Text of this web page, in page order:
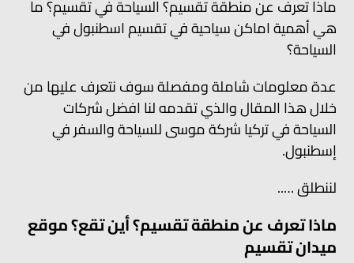
ماذا تعرف عن منطقة تقسيم؟ السياحة في تقسيم؟ ما
هي أهمية اماكن سياحية في تقسيم اسطنبول في
السياحة؟
عدة معلومات شاملة ومفصلة سوف نتعرف عليها من
خلال هذا المقال والذي تقدمه لنا افضل شركات
السياحة في تركيا شركة موسى للسياحة والسفر في
إسطنبول.
لننطلق …..
ماذا تعرف عن منطقة تقسيم؟ أين تقع؟ موقع
ميدان تقسيم